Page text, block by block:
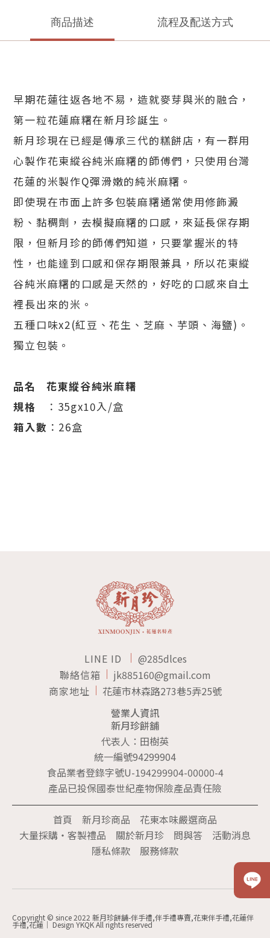
商品描述 流程及配送方式
早期花蓮往返各地不易，造就麥芽與米的融合，
第一粒花蓮麻糬在新月珍誕生。
新月珍現在已經是傳承三代的糕餅店，有一群用
心製作花東縱谷純米麻糬的師傅們，只使用台灣
花蓮的米製作Q彈滑嫩的純米麻糬。
即使現在市面上許多包裝麻糬通常使用修飾澱
粉、黏稠劑，去模擬麻糬的口感，來延長保存期
限，但新月珍的師傅們知道，只要掌握米的特
性，也能達到口感和保存期限兼具，所以花東縱
谷純米麻糬的口感是天然的，好吃的口感來自土
裡長出來的米。
五種口味x2(紅豆、花生、芝麻、芋頭、海鹽)。
獨立包裝。
品名 花東縱谷純米麻糬
規格
：35gx10入/盒
箱入數 ：26盒
LINE ID
@285dlces
聯絡信箱
jk885160@gmail.com
商家地址
花蓮市林森路273巷5弄25號
營業人資訊
新月珍餅舖
代表人：田樹英
統一編號94299904
食品業者登錄字號U-194299904-00000-4
產品已投保國泰世紀產物保險產品責任險
首頁 新月珍商品
花東本味嚴選商品
大量採購‧客製禮品
關於新月珍 問與答
活動消息
隱私條款
服務條款
Copyright © since 2022 新月珍餅舖-伴手禮,伴手禮專賣,花東伴手禮,花蓮伴
手禮,花蓮｜ Design YKQK All rights reserved